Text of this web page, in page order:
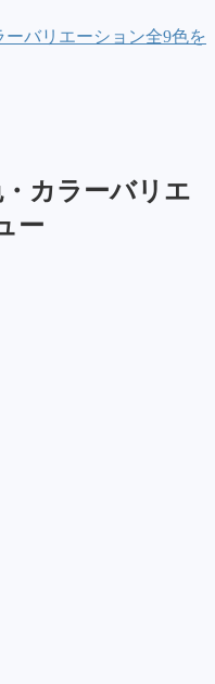
バリエーション全9色を
カラーバリエ
ー